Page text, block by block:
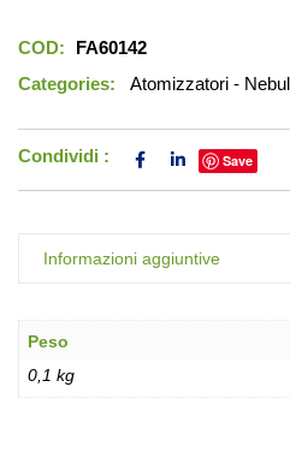
COD:
FA60142
Categories:
Atomizzatori -
Condividi : Save
Informazioni aggiuntive
Peso
0,1 kg